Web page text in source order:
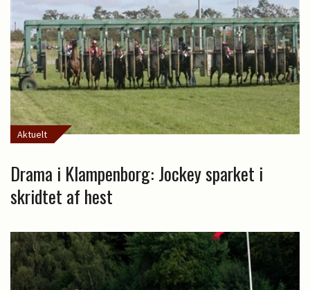
Aktuelt
Drama i Klampenborg: Jockey sparket i
skridtet af hest